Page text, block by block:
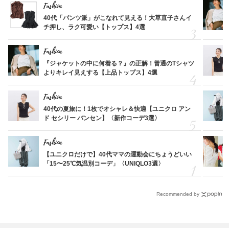
Fashion
40代「パンツ派」がこなれて見える！大草直子さんイ
チ押し、ラク可愛い【トップス】4選
Fashion
『ジャケットの中に何着る？』の正解！普通のTシャツ
よりキレイ見えする【上品トップス】4選
Fashion
40代の夏旅に！1枚でオシャレ＆快適【ユニクロ アン
ド セシリー バンセン】〈新作コーデ3選〉
Fashion
【ユニクロだけで】40代ママの運動会にちょうどいい
「15〜25℃気温別コーデ」〈UNIQLO3選〉
Recommended by